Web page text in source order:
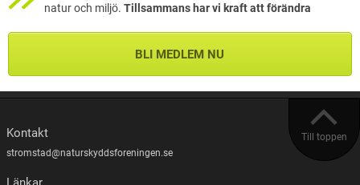
natur och miljö. Tillsammans har vi kraft att förändra
BLI MEDLEM NU
Till toppen
Kontakt
stromstad@naturskyddsforeningen.se